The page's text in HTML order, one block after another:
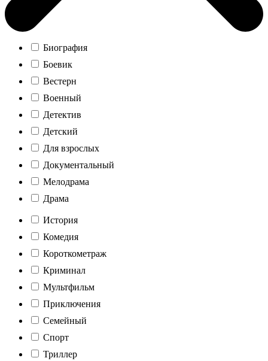
Биография
Боевик
Вестерн
Военный
Детектив
Детский
Для взрослых
Документальный
Мелодрама
Драма
История
Комедия
Короткометраж
Криминал
Мультфильм
Приключения
Семейный
Спорт
Триллер